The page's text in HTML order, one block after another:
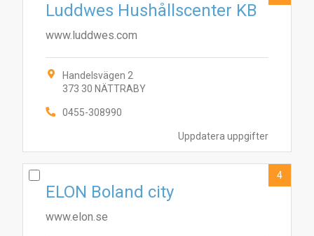
Uppdatera uppgifter
Luddwes Hushållscenter KB
www.luddwes.com
Handelsvägen 2
373 30 NÄTTRABY
0455-308990
ELON Boland city
www.elon.se
4